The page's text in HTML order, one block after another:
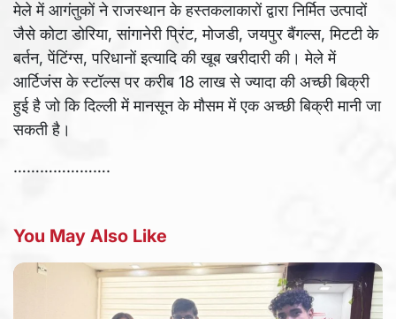
मेले में आगंतुकों ने राजस्थान के हस्तकलाकारों द्वारा निर्मित उत्पादों
जैसे कोटा डोरिया, सांगानेरी प्रिंट, मोजडी, जयपुर बैंगल्स, मिटटी के
बर्तन, पेंटिंग्स, परिधानों इत्यादि की खूब खरीदारी की। मेले में
आर्टिजंस के स्टॉल्स पर करीब 18 लाख से ज्यादा की अच्छी बिक्री
हुई है जो कि दिल्ली में मानसून के मौसम में एक अच्छी बिक्री मानी जा
सकती है।
………………….
You May Also Like